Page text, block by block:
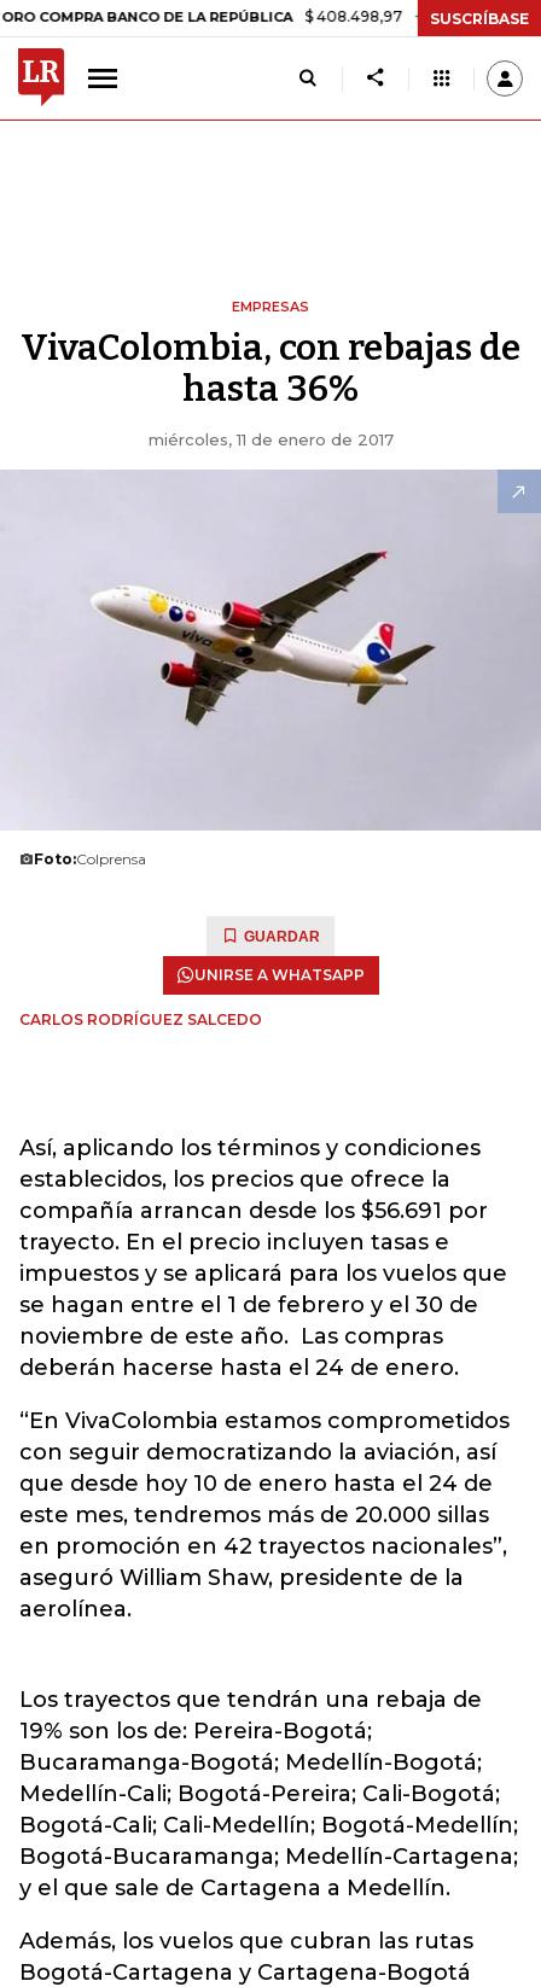
BANCO DE LA REPÚBLICA $ 408.498,97 +$ 8.753,81 +2,19%
SUSCRÍBASE
EMPRESAS
VivaColombia, con rebajas de
hasta 36%
miércoles, 11 de enero de 2017
Foto:Colprensa
GUARDAR
UNIRSE A WHATSAPP
CARLOS RODRÍGUEZ SALCEDO
Así, aplicando los términos y condiciones
establecidos, los precios que ofrece la
compañía arrancan desde los $56.691 por
trayecto. En el precio incluyen tasas e
impuestos y se aplicará para los vuelos que
se hagan entre el 1 de febrero y el 30 de
noviembre de este año. Las compras
deberán hacerse hasta el 24 de enero.
“En VivaColombia estamos comprometidos
con seguir democratizando la aviación, así
que desde hoy 10 de enero hasta el 24 de
este mes, tendremos más de 20.000 sillas
en promoción en 42 trayectos nacionales”,
aseguró William Shaw, presidente de la
aerolínea.
Los trayectos que tendrán una rebaja de
19% son los de: Pereira-Bogotá;
Bucaramanga-Bogotá; Medellín-Bogotá;
Medellín-Cali; Bogotá-Pereira; Cali-Bogotá;
Bogotá-Cali; Cali-Medellín; Bogotá-Medellín;
Bogotá-Bucaramanga; Medellín-Cartagena;
y el que sale de Cartagena a Medellín.
Además, los vuelos que cubran las rutas
Bogotá-Cartagena y Cartagena-Bogotá